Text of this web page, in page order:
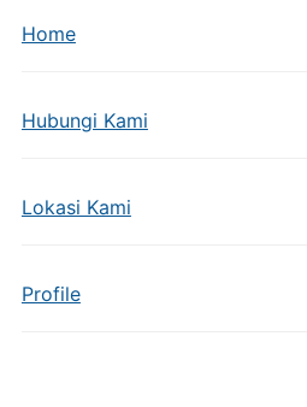
Home
Hubungi Kami
Lokasi Kami
Profile